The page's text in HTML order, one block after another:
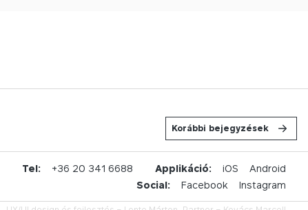
Korábbi bejegyzések
Tel: +36 20 341 6688 Applikáció: iOS
Android
Social:
Facebook Instagram